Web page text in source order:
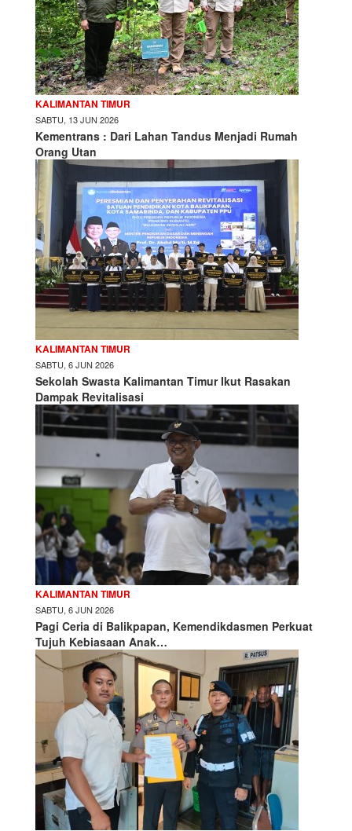
KALIMANTAN TIMUR
SABTU, 13 JUN 2026
Kementrans : Dari Lahan Tandus Menjadi Rumah
Orang Utan
KALIMANTAN TIMUR
SABTU, 6 JUN 2026
Sekolah Swasta Kalimantan Timur Ikut Rasakan
Dampak Revitalisasi
KALIMANTAN TIMUR
SABTU, 6 JUN 2026
Pagi Ceria di Balikpapan, Kemendikdasmen Perkuat
Tujuh Kebiasaan Anak…